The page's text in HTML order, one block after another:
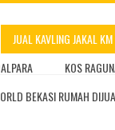
JUAL KAVLING JAKAL
KOS
BEKASI RUMAH